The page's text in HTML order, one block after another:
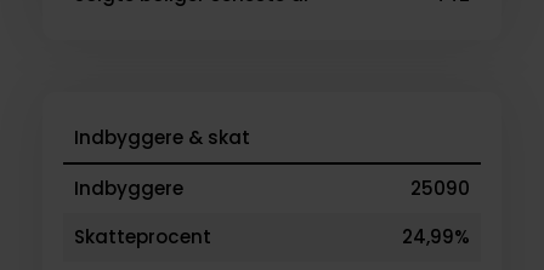
Indbyggere & skat
Indbyggere
25090
Skatteprocent
24,99%